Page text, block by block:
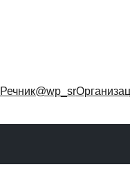
Речник@wp_sr